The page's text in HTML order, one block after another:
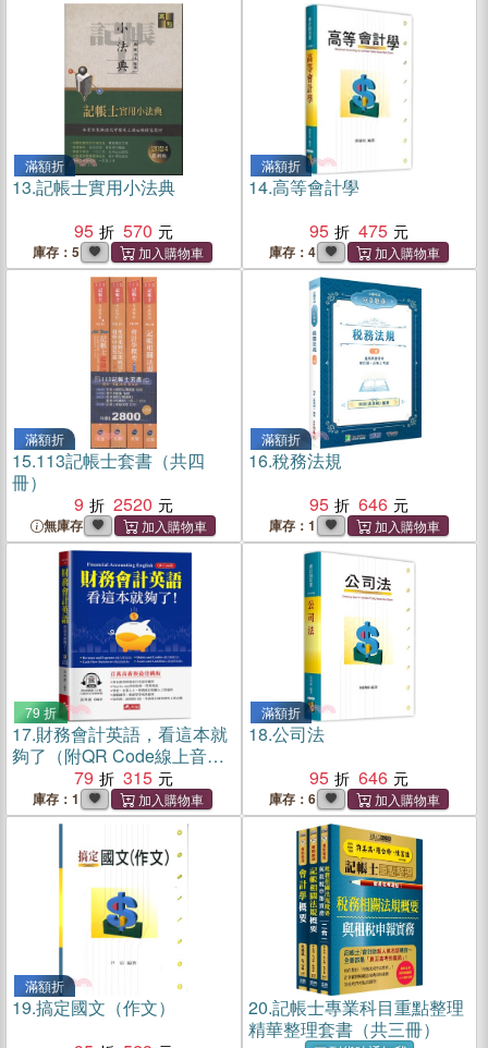
滿額折
13.記帳士實用小法典
95
570
庫存：5
滿額折
14.高等會計學
95
475
庫存：4
滿額折
15.113記帳士套書（共四
冊）
9
2520
無庫存
滿額折
16.稅務法規
95
646
庫存：1
79 折
17.財務會計英語，看這本就
夠了（附QR Code線上音
79 315
庫存：1
滿額折
18.公司法
95
646
庫存：6
滿額折
19.搞定國文（作文）
20.記帳士專業科目重點整理
精華整理套書（共三冊）